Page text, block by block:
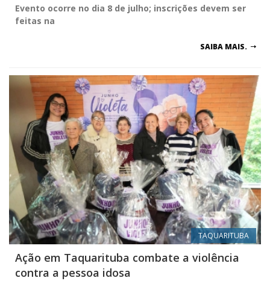
Evento ocorre no dia 8 de julho; inscrições devem ser
feitas na
SAIBA MAIS.
TAQUARITUBA
Ação em Taquarituba combate a violência
contra a pessoa idosa